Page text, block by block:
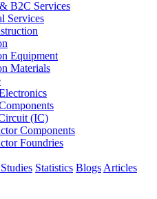
B2C Services
Services
Equipment
Materials
(IC)
Components
Foundries
Statistics Blogs Articles